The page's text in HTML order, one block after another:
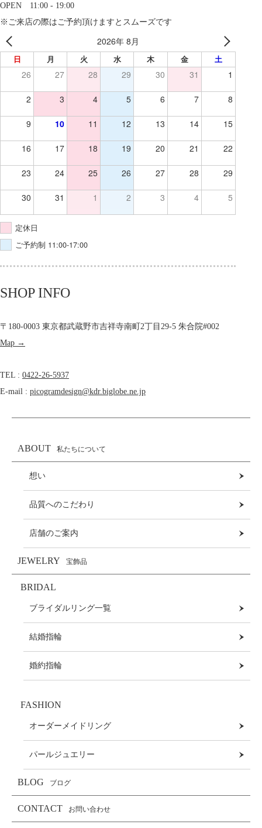
OPEN 11:00 - 19:00
※ご来店の際はご予約頂けますとスムーズです
2026年 8月
日 月 火 水 木 金 土
26 27 28 29 30 31 1
2 3 4 5 6 7 8
9 10 11 12 13 14 15
16 17 18 19 20 21 22
23 24 25 26 27 28 29
30 31 1 2 3 4 5
定休日
ご予約制 11:00-17:00
SHOP INFO
〒180-0003 東京都武蔵野市吉祥寺南町2丁目29-5 朱合院#002
Map →
TEL : 0422-26-5937
E-mail : picogramdesign@kdr.biglobe.ne.jp
ABOUT 私たちについて
想い
品質へのこだわり
店舗のご案内
JEWELRY 宝飾品
BRIDAL
ブライダルリング一覧
結婚指輪
婚約指輪
FASHION
オーダーメイドリング
パールジュエリー
BLOG ブログ
CONTACT お問い合わせ